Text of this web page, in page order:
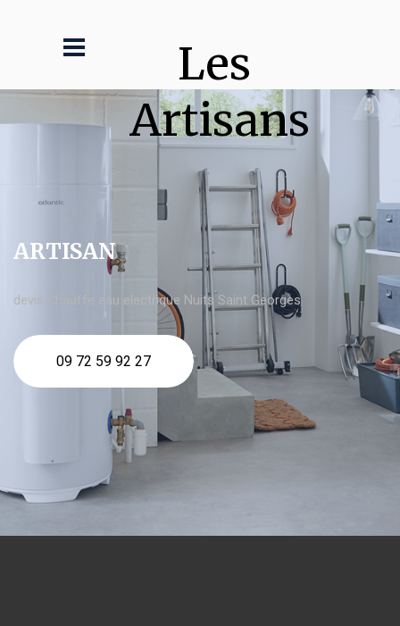
Les
Artisans
ARTISAN
devis Chauffe eau electrique Nuits Saint Georges
09 72 59 92 27